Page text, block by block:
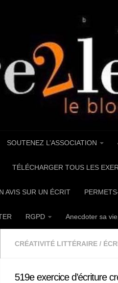
SOUTENEZ L’ASSOCIATION
TÉLÉCHARGER TOUS LES
AVIS SUR UN ÉCRIT
RGPD Anecdoter sa
CRÉATIVITÉ LITTÉRAIRE /
519e exercice d’écriture